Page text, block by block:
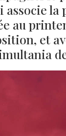
associe
au
et